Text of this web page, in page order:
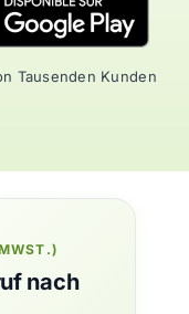
Tausenden Kunden
nach